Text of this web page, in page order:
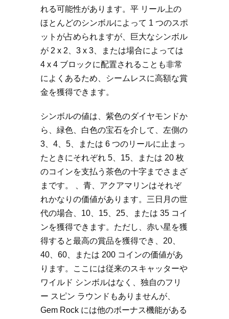
れる可能性があります。平 リール上の
ほとんどのシンボルによって 1 つのスポ
ットが占められますが、巨大なシンボル
が 2 x 2、3 x 3、または場合によっては
4 x 4 ブロックに配置されることも非常
によくあるため、シームレスに高額な賞
金を獲得できます。
シンボルの値は、紫色のダイヤモンドか
ら、緑色、白色の宝石を介して、左側の
3、4、5、または 6 つのリールに止まっ
たときにそれぞれ 5、15、または 20 枚
のコインを支払う茶色の十字までさまざ
まです。 、青、アクアマリンはそれぞ
れかなりの価値があります。三日月の世
代の場合、10、15、25、または 35 コイ
ンを獲得できます。ただし、赤い星を獲
得すると最高の賞品を獲得でき、20、
40、60、または 200 コインの価値があ
ります。ここには従来のスキャッターや
ワイルド シンボルはなく、独自のフリ
ー スピン ラウンドもありませんが、
Gem Rock には他のボーナス機能がある